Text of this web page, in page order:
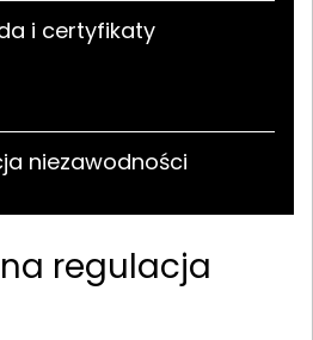
i certyfikaty
niezawodności
regulacja